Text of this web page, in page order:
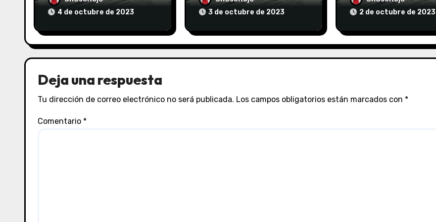
4 de octubre de 2023
3 de octubre de 2023
2 de octubre de 2023
Deja una respuesta
Tu dirección de correo electrónico no será publicada. Los campos obligatorios están marcados con *
Comentario *